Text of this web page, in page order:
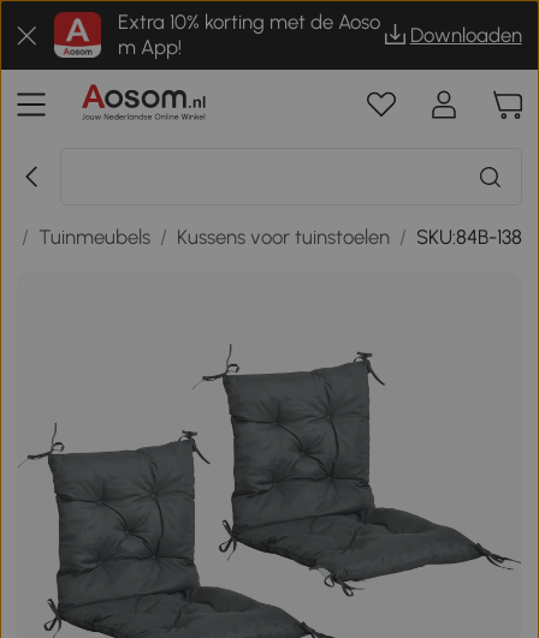
Extra 10% korting met de Aoso
m App!
Downloaden
/ Tuinmeubels / Kussens voor tuinstoelen / SKU:84B-138